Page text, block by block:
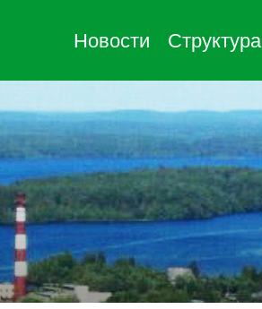
Новости Структура